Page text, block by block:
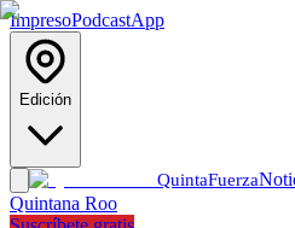
ImpresoPodcastApp
Edición
QuintaFuerza
Quintana Roo